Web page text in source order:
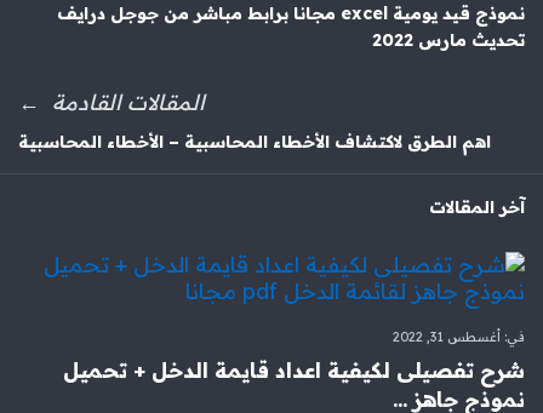
نموذج قيد يومية excel مجانا برابط مباشر من جوجل درايف
تحديث مارس 2022
المقالات القادمة
اهم الطرق لاكتشاف الأخطاء المحاسبية – الأخطاء المحاسبية
آخر المقالات
في: أغسطس 31, 2022
شرح تفصيلى لكيفية اعداد قايمة الدخل + تحميل
نموذج جاهز ...